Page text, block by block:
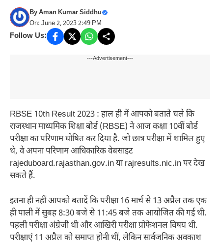
ByAman Kumar Siddhu
On: June 2, 2023 2:49 PM
Follow Us:
---Advertisement---
RBSE 10th Result 2023 : हाल ही में आपको बताते चले कि
राजस्थान माध्यमिक शिक्षा बोर्ड (RBSE) ने आज कक्षा 10वीं बोर्ड
परीक्षा का परिणाम घोषित कर दिया है. जो छात्र परीक्षा में शामिल हुए
थे, वे अपना परिणाम आधिकारिक वेबसाइट
rajeduboard.rajasthan.gov.in या rajresults.nic.in पर देख
सकते हैं.
इतना ही नहीं आपको बतादें कि परीक्षा 16 मार्च से 13 अप्रैल तक एक
ही पाली में सुबह 8:30 बजे से 11:45 बजे तक आयोजित की गई थी.
पहली परीक्षा अंग्रेजी थी और आखिरी परीक्षा प्रोफेशनल विषय थी.
परीक्षाएं 11 अप्रैल को समाप्त होनी थीं, लेकिन सार्वजनिक अवकाश